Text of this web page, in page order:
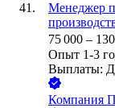
Менеджер
75 000 –
Опыт 1-3
Выплаты:
Компания